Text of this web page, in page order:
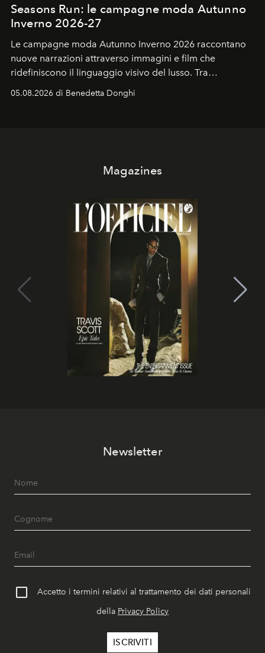
Seasons Run: le campagne moda Autunno
Inverno 2026-27
Le campagne moda Autunno Inverno 2026 raccontano
nuove narrazioni attraverso immagini e film che
ridefiniscono il linguaggio visivo del lusso. Tra
protagonisti del cinema, volti della cultura
contemporanea e storytelling d'autore, le maison
05.08.2026 di Benedetta Donghi
Magazines
Newsletter
Accetto i termini relativi al trattamento dei dati personali
della Privacy Policy